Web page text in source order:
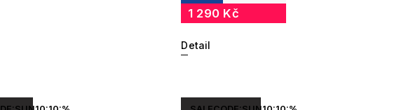
1 290 Kč
Detail